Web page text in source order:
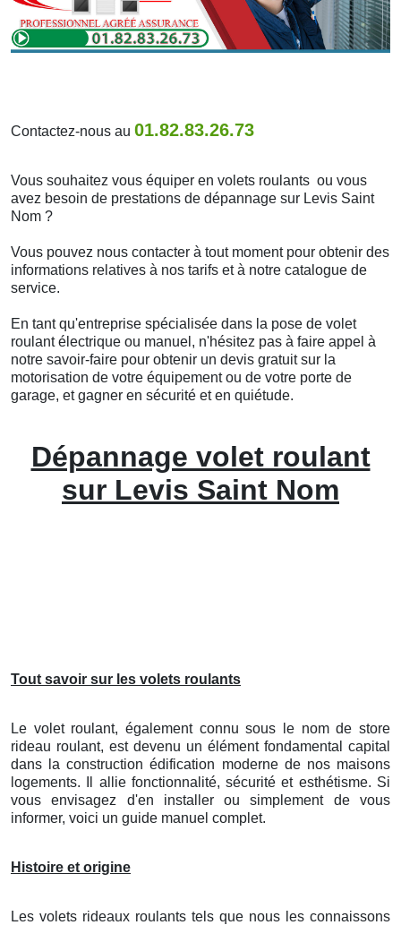
Contactez-nous au 01.82.83.26.73
Vous souhaitez vous équiper en volets roulants ou vous
avez besoin de prestations de dépannage sur Levis Saint
Nom ?
Vous pouvez nous contacter à tout moment pour obtenir des
informations relatives à nos tarifs et à notre catalogue de
service.
En tant qu'entreprise spécialisée dans la pose de volet
roulant électrique ou manuel, n'hésitez pas à faire appel à
notre savoir-faire pour obtenir un devis gratuit sur la
motorisation de votre équipement ou de votre porte de
garage, et gagner en sécurité et en quiétude.
Dépannage volet roulant
sur Levis Saint Nom
Tout savoir sur les volets roulants
Le volet roulant, également connu sous le nom de store
rideau roulant, est devenu un élément fondamental capital
dans la construction édification moderne de nos maisons
logements. Il allie fonctionnalité, sécurité et esthétisme. Si
vous envisagez d'en installer ou simplement de vous
informer, voici un guide manuel complet.
Histoire et origine
Les volets rideaux roulants tels que nous les connaissons